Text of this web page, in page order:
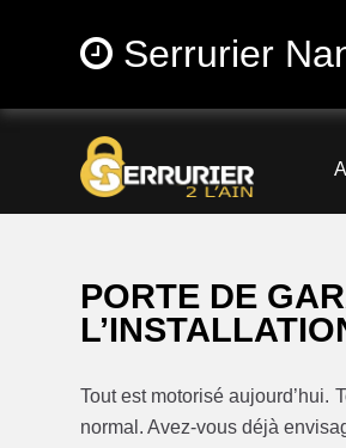
Serrurier
PORTE DE
Tout est motorisé aujourd’hui.
normal. Avez-vous déjà